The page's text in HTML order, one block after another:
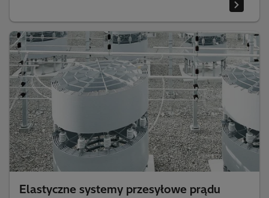
Elastyczne systemy przesyłowe prądu